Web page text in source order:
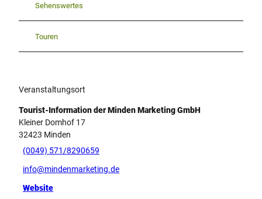
Sehenswertes
Touren
Veranstaltungsort
Tourist-Information der Minden Marketing GmbH
Kleiner Domhof 17
32423 Minden
(0049) 571/8290659
info@mindenmarketing.de
Website